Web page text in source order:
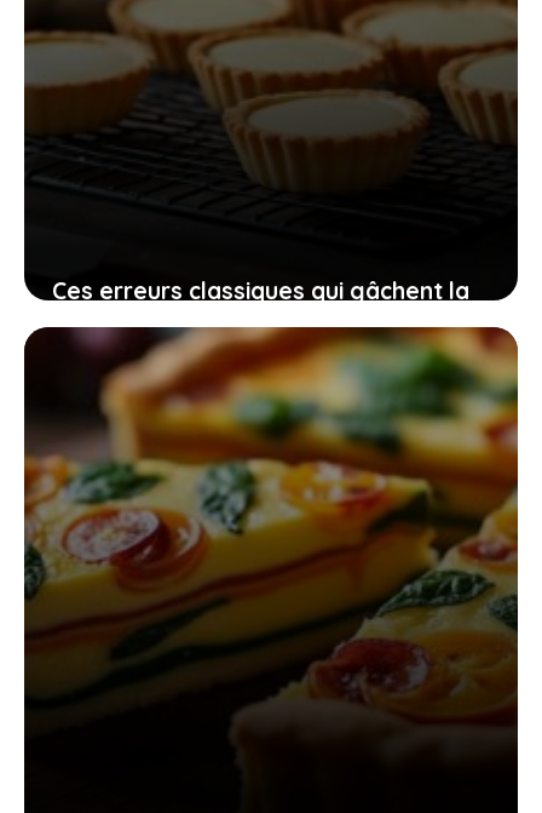
Ces erreurs classiques qui gâchent la
préparation de votre tarte à la crème
fraîche et comment les contourner